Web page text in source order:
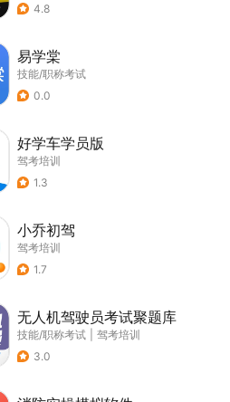
4.8
易学棠
技能/职称考试
0.0
好学车学员版
驾考培训
1.3
小乔初驾
驾考培训
1.7
无人机驾驶员考试聚题库
技能/职称考试
驾考培训
3.0